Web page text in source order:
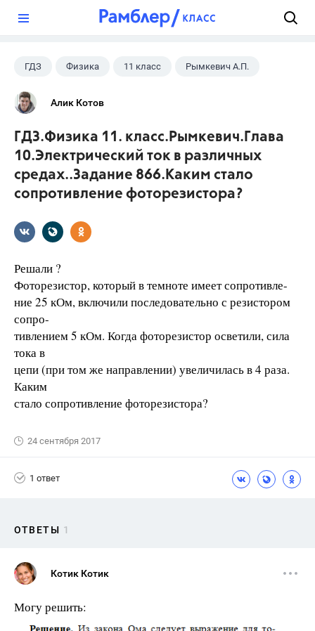
ГДЗ Физика 11 класс Рымкевич А.П.
Алик Котов
ГДЗ.Физика 11. класс.Рымкевич.Глава
10.Электрический ток в различных
средах..Задание 866.Каким стало
сопротивление фоторезистора?
Решали ?
Фоторезистор, который в темноте имеет сопротивле-
ние 25 кОм, включили последовательно с резистором
сопро-
тивлением 5 кОм. Когда фоторезистор осветили, сила
тока в
цепи (при том же направлении) увеличилась в 4 раза.
Каким
стало сопротивление фоторезистора?
24 сентября 2017
1 ответ
ОТВЕТЫ 1
Котик Котик
Могу решить: